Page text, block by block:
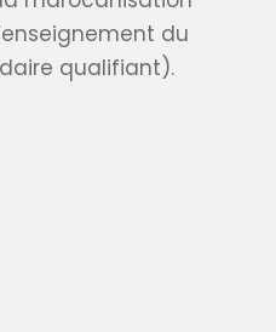
du
qualifiant).